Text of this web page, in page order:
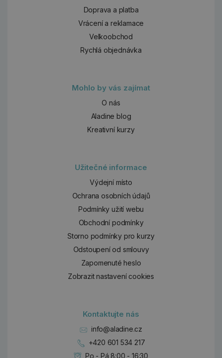
Doprava a platba
Vrácení a reklamace
Velkoobchod
Rychlá objednávka
Mohlo by vás zajímat
O nás
Aladine blog
Kreativní kurzy
Užitečné informace
Výdejní místo
Ochrana osobních údajů
Podmínky užití webu
Obchodní podmínky
Storno podmínky pro kurzy
Odstoupení od smlouvy
Zapomenuté heslo
Zobrazit nastavení cookies
Kontaktujte nás
info@aladine.cz
+420 601 534 217
Po - Pá 8:00 - 16:30